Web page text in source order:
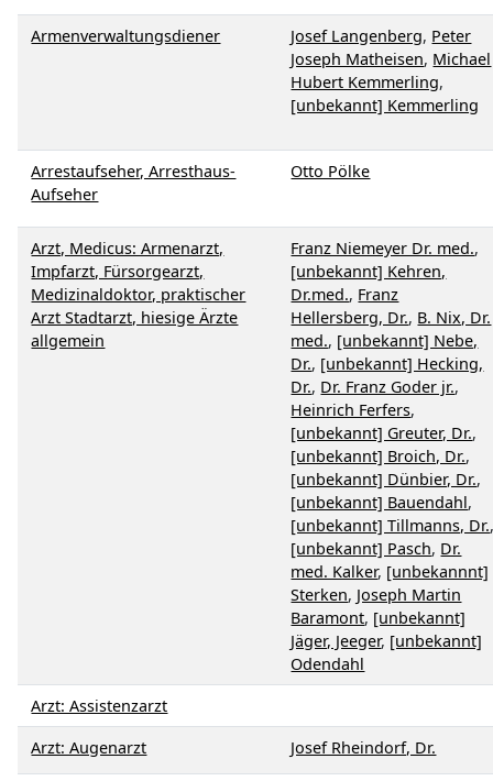
Armenverwaltungsdiener Josef Langenberg, Peter
Joseph Matheisen, Michael
Hubert Kemmerling,
[unbekannt] Kemmerling
Arrestaufseher, Arresthaus-
Aufseher
Otto Pölke
Arzt, Medicus: Armenarzt,
Impfarzt, Fürsorgearzt,
Medizinaldoktor, praktischer
Arzt Stadtarzt, hiesige Ärzte
allgemein
Franz Niemeyer Dr. med.,
[unbekannt] Kehren,
Dr.med., Franz
Hellersberg, Dr., B. Nix, Dr.
med., [unbekannt] Nebe,
Dr., [unbekannt] Hecking,
Dr., Dr. Franz Goder jr.,
Heinrich Ferfers,
[unbekannt] Greuter, Dr.,
[unbekannt] Broich, Dr.,
[unbekannt] Dünbier, Dr.,
[unbekannt] Bauendahl,
[unbekannt] Tillmanns, Dr.
[unbekannt] Pasch, Dr.
med. Kalker, [unbekannnt]
Sterken, Joseph Martin
Baramont, [unbekannt]
Jäger, Jeeger, [unbekannt]
Odendahl
Arzt: Assistenzarzt
Arzt: Augenarzt
Josef Rheindorf, Dr.